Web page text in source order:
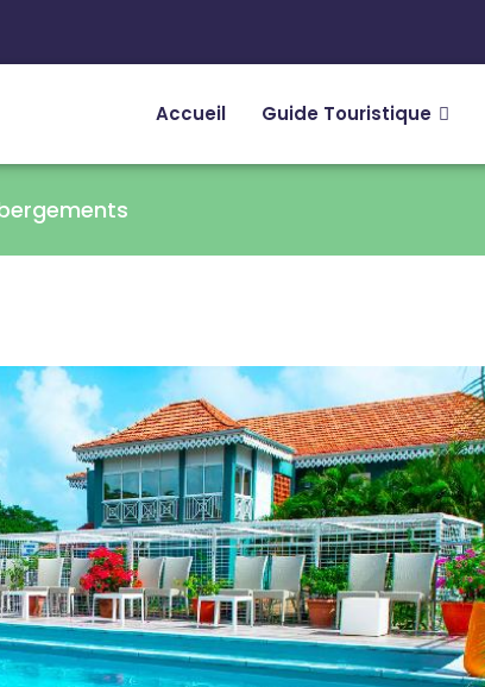
Accueil Guide Touristique